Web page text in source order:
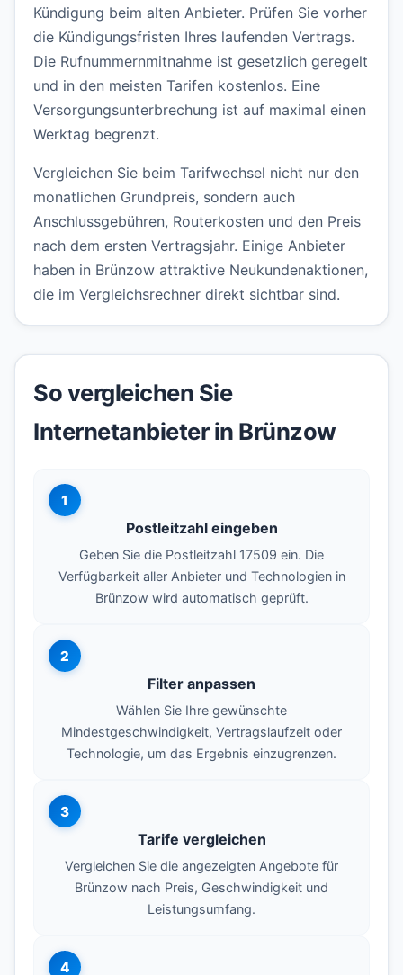
Kündigung beim alten Anbieter. Prüfen Sie vorher
die Kündigungsfristen Ihres laufenden Vertrags.
Die Rufnummernmitnahme ist gesetzlich geregelt
und in den meisten Tarifen kostenlos. Eine
Versorgungsunterbrechung ist auf maximal einen
Werktag begrenzt.
Vergleichen Sie beim Tarifwechsel nicht nur den
monatlichen Grundpreis, sondern auch
Anschlussgebühren, Routerkosten und den Preis
nach dem ersten Vertragsjahr. Einige Anbieter
haben in Brünzow attraktive Neukundenaktionen,
die im Vergleichsrechner direkt sichtbar sind.
So vergleichen Sie
Internetanbieter in Brünzow
1
Postleitzahl eingeben
Geben Sie die Postleitzahl 17509 ein. Die
Verfügbarkeit aller Anbieter und Technologien in
Brünzow wird automatisch geprüft.
2
Filter anpassen
Wählen Sie Ihre gewünschte
Mindestgeschwindigkeit, Vertragslaufzeit oder
Technologie, um das Ergebnis einzugrenzen.
3
Tarife vergleichen
Vergleichen Sie die angezeigten Angebote für
Brünzow nach Preis, Geschwindigkeit und
Leistungsumfang.
4